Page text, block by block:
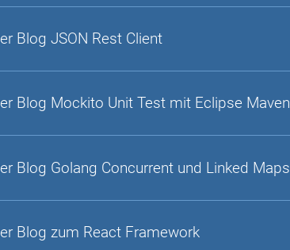
Blog JSON Rest Client
Blog Mockito Unit Test mit Eclipse Maven
Blog Golang Concurrent und Linked Maps
Blog zum React Framework